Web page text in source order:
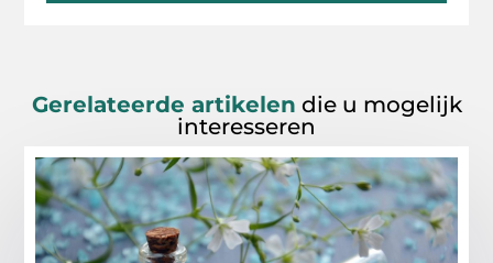
Gerelateerde artikelen die u mogelijk
interesseren